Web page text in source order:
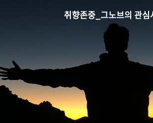
취향존중_그노브의 관심